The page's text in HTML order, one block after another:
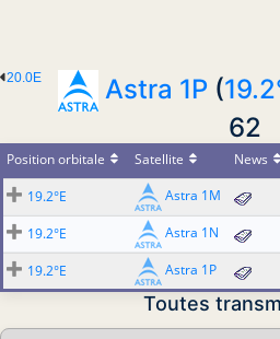
20.0E Astra 1P(
62
Position orbitale Satellite News
19.2°E
Astra 1M
19.2°E
Astra 1N
19.2°E
Astra 1P
Toutes